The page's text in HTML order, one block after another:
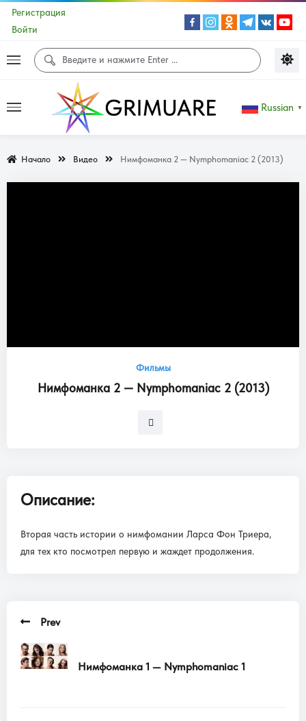
Регистрация
Войти
Russian ▼
Начало Видео Нимфоманка 2 — Nymphomaniac 2 (2013)
Фильмы
Нимфоманка 2 — Nymphomaniac 2 (2013)
Описание:
Вторая часть истории о нимфомании Ларса Фон Триера,
для тех кто посмотрел первую и жаждет продолжения.
Prev
Нимфоманка 1 — Nymphomaniac 1